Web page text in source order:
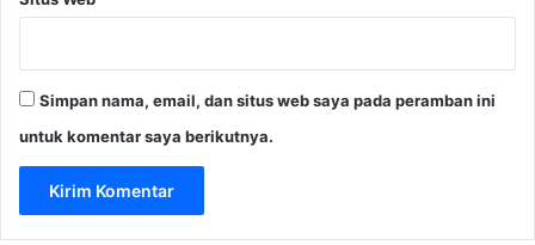
Simpan nama, email, dan situs web saya pada peramban ini
untuk komentar saya berikutnya.